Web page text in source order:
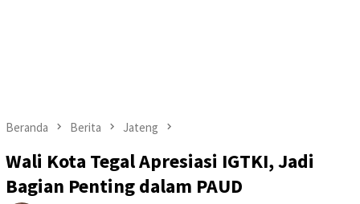
Beranda Berita Jateng
Wali Kota Tegal Apresiasi IGTKI, Jadi
Bagian Penting dalam PAUD